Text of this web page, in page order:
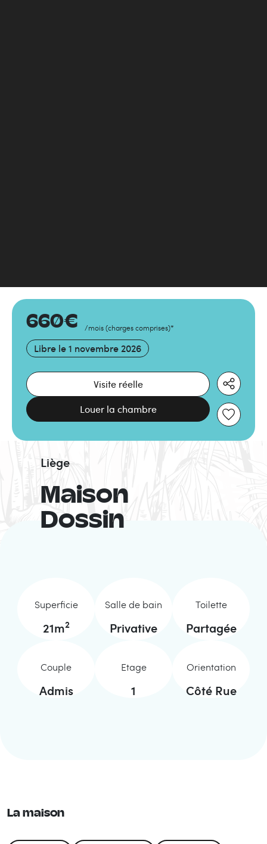
660€ /mois (charges comprises)*
Libre le 1 novembre 2026
Visite réelle
Louer la chambre
Maison
Dossin
Liège
Superficie
21m2
Salle de bain
Privative
Toilette
Partagée
Couple
Admis
Etage
1
Orientation
Côté Rue
La maison